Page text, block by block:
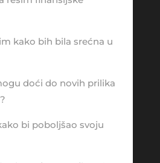
kako bih bila srećna u
doći do novih prilika
bi poboljšao svoju